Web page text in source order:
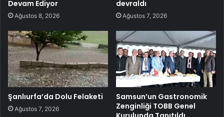
Devam Ediyor
Ağustos 8, 2026
devraldı
Ağustos 7, 2026
Şanlıurfa’da Dolu Felaketi
Ağustos 7, 2026
Samsun’un Gastronomik
Zenginliği TOBB Genel